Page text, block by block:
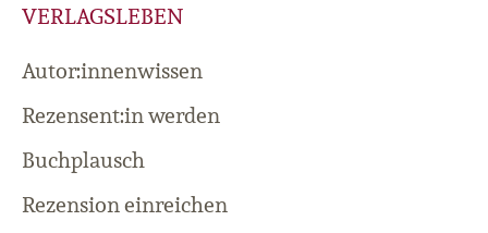
VERLAGSLEBEN
Autor:innenwissen
Rezensent:in werden
Buchplausch
Rezension einreichen